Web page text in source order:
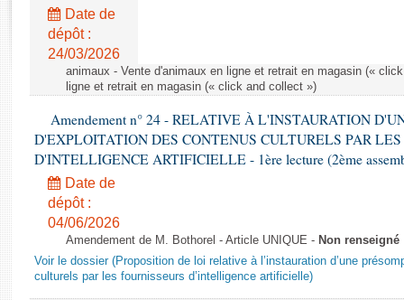
Rapports législatifs
Rapports sur l'application des lois
Baromètre de l’application des lois
Dossiers législatifs
Budget et sécurité sociale
Questions écrites et orales
Comptes rendus des débats
Date de
dépôt :
24/03/2026
animaux - Vente d'animaux en ligne et retrait en magasin («
ligne et retrait en magasin (« click and collect »)
Amendement n° 24 - RELATIVE À L'INSTAURATION
D'EXPLOITATION DES CONTENUS CULTURELS PAR LES
D'INTELLIGENCE ARTIFICIELLE - 1ère lecture (2ème
Date de
dépôt :
04/06/2026
Amendement de M. Bothorel - Article UNIQUE - Non renseigné
Voir le dossier (Proposition de loi relative à l’instauration d’une
culturels par les fournisseurs d’intelligence artificielle)